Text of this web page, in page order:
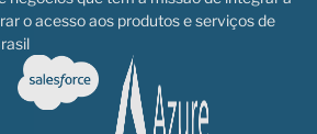
o acesso aos produtos e serviços de